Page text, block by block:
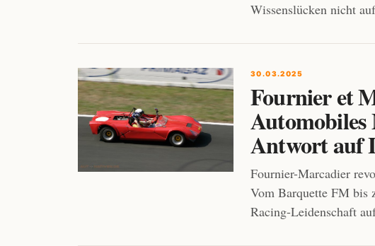
Wissenslücken nicht
30.03.2025
Fournier et
Antwort auf
Fournier-Marcadier
Vom Barquette FM
Racing-Leidenschaft